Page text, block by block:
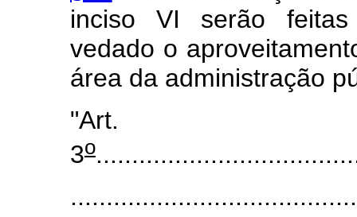
inciso VI serão feitas
vedado o
área da administração
"Art.
3o